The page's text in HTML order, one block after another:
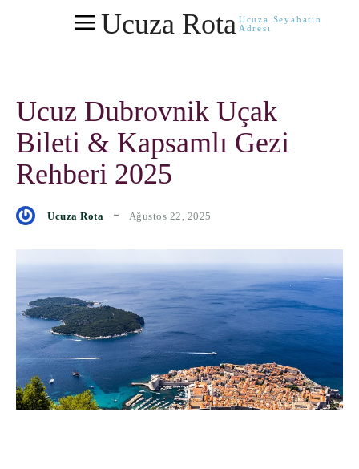
Ucuza Rota Ucuza Seyahatin
Adresi
Ucuz Dubrovnik Uçak
Bileti & Kapsamlı Gezi
Rehberi 2025
Ucuza Rota Ağustos 22, 2025